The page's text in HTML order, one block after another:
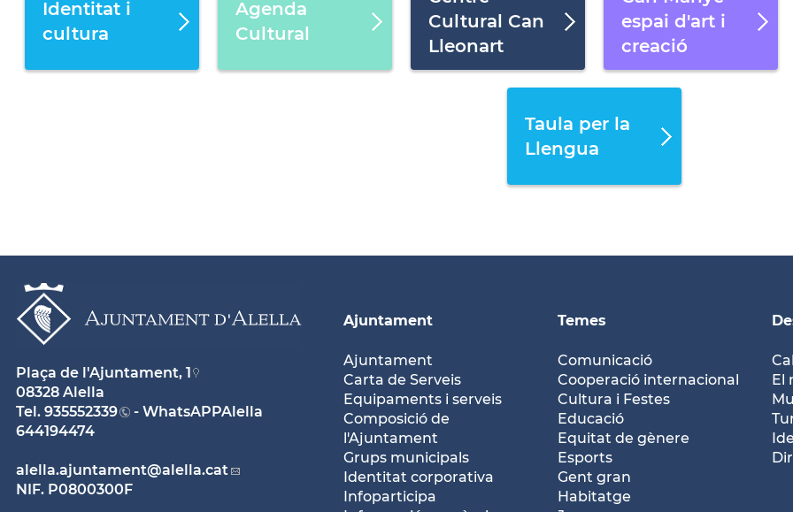
Identitat i
cultura
Agenda
Cultural
Cultural Can
Lleonart
espai d'art i
creació
Taula per la
Llengua
Ajuntament
Ajuntament
Carta de Serveis
Equipaments i serveis
Composició de
l'Ajuntament
Grups municipals
Identitat corporativa
Infoparticipa
Temes
Comunicació
Cooperació internacional
Cultura i Festes
Educació
Equitat de gènere
Esports
Gent gran
Habitatge
El
Plaça de l'Ajuntament, 1
08328 Alella
Tel. 935552339
- WhatsAPPAlella
644194474
alella.ajuntament@alella.cat
NIF. P0800300F